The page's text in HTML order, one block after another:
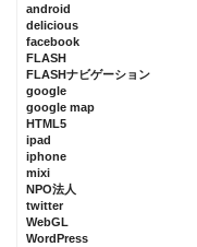
android
delicious
facebook
FLASH
FLASHナビゲーション
google
google map
HTML5
ipad
iphone
mixi
NPO法人
twitter
WebGL
WordPress